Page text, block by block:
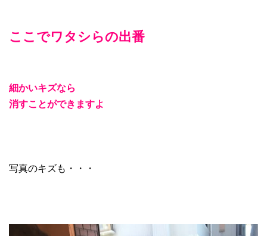
ここでワタシらの出番
細かいキズなら
消すことができますよ
写真のキズも・・・